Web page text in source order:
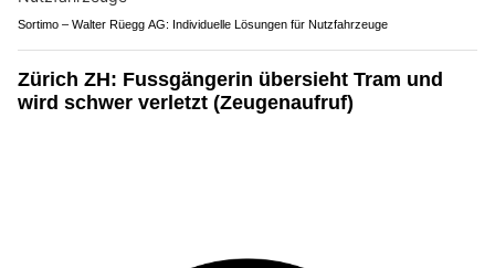
Sortimo – Walter Rüegg AG: Individuelle Lösungen für Nutzfahrzeuge
Zürich ZH: Fussgängerin übersieht Tram und
wird schwer verletzt (Zeugenaufruf)